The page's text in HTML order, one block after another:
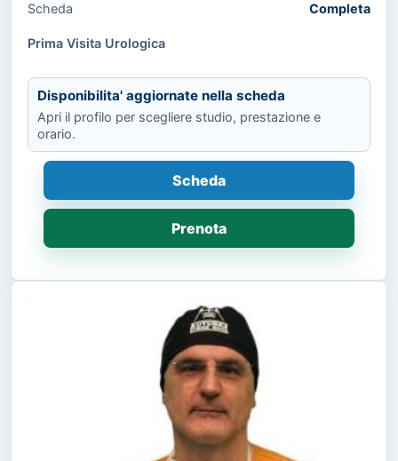
Scheda
Completa
Prima Visita Urologica
Disponibilita' aggiornate nella scheda
Apri il profilo per scegliere studio, prestazione e
orario.
Scheda
Prenota